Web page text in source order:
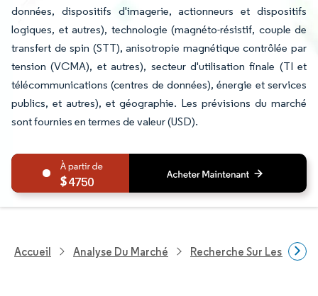
données, dispositifs d'imagerie, actionneurs et dispositifs
logiques, et autres), technologie (magnéto-résistif, couple de
transfert de spin (STT), anisotropie magnétique contrôlée par
tension (VCMA), et autres), secteur d'utilisation finale (TI et
télécommunications (centres de données), énergie et services
publics, et autres), et géographie. Les prévisions du marché
sont fournies en termes de valeur (USD).
4750
Accueil Analyse Du Marché Recherche Sur Les